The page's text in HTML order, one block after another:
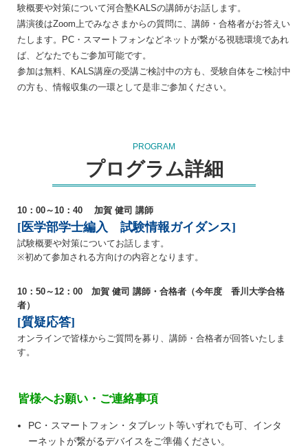
験概要や対策について河合塾KALSの講師がお話します。
講演後はZoom上でみなさまからの質問に、講師・合格者がお答えい
たします。PC・スマートフォンなどネットが繋がる視聴環境であれ
ば、どなたでもご参加可能です。
参加は無料、KALS講座の受講ご検討中の方も、受験自体をご検討中
の方も、情報収集の一環として是非ご参加ください。
PROGRAM
プログラム詳細
10：00～10：40 加賀 健司 講師
[医学部学士編入 試験情報ガイダンス]
試験概要や対策についてお話します。
※初めて参加される方向けの内容となります。
10：50～12：00 加賀 健司 講師・合格者（今年度 香川大学合格
者）
[質疑応答]
オンラインで皆様からご質問を募り、講師・合格者が回答いたしま
す。
皆様へお願い・ご連絡事項
PC・スマートフォン・タブレット等いずれでも可、インタ
ーネットが繋がるデバイスをご準備ください。